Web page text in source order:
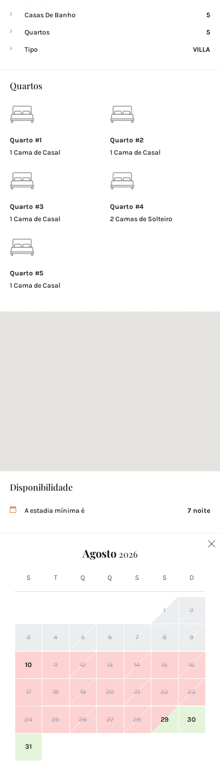
Casas De Banho 5
Quartos 5
Tipo VILLA
Quartos
Quarto #1
1 Cama de Casal
Quarto #2
1 Cama de Casal
Quarto #3
1 Cama de Casal
Quarto #4
2 Camas de Solteiro
Quarto #5
1 Cama de Casal
Disponibilidade
A estadia mínima é 7 noite
Agosto 2026
S T Q Q S S D
1 2
3 4 5 6 7 8 9
10 11 12 13 14 15 16
17 18 19 20 21 22 23
24 25 26 27 28 29 30
31